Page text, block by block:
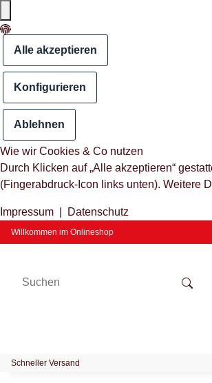
Alle akzeptieren
Konfigurieren
Ablehnen
Wie wir Cookies & Co nutzen
Durch Klicken auf „Alle akzeptieren“
(Fingerabdruck-Icon links unten). Weitere
Impressum Datenschutz
Willkommen im Onlineshop
Schneller Versand